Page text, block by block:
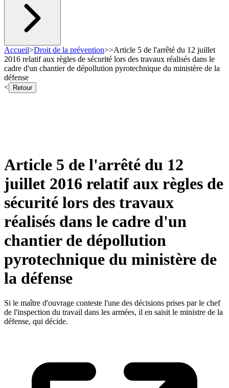
Accueil>Droit de la prévention>>Article 5 de l'arrêté du 12 juillet
2016 relatif aux règles de sécurité lors des travaux réalisés dans le
cadre d'un chantier de dépollution pyrotechnique du ministère de la
défense
<
Retour
Article 5 de l'arrêté du 12
juillet 2016 relatif aux règles de
sécurité lors des travaux
réalisés dans le cadre d'un
chantier de dépollution
pyrotechnique du ministère de
la défense
Si le maître d'ouvrage conteste l'une des décisions prises par le chef
de l'inspection du travail dans les armées, il en saisit le ministre de la
défense, qui décide.